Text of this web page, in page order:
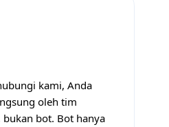
kami, Anda
oleh tim
bot. Bot hanya